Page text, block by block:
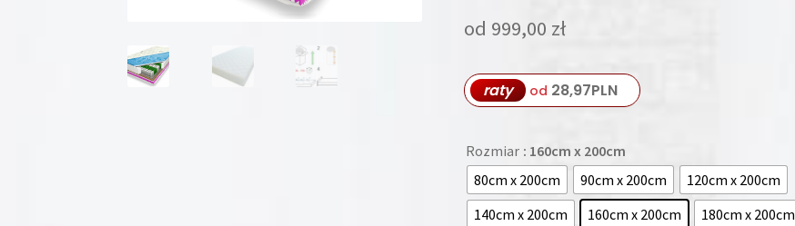
od 999,00 zł
raty od 28,97PLN
Rozmiar : 160cm x 200cm
80cm x 200cm
90cm x 200cm
120cm x 200cm
140cm x 200cm
160cm x 200cm 180cm x 200cm